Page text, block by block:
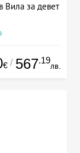
Вила за девет
€ / 567.19
лв.